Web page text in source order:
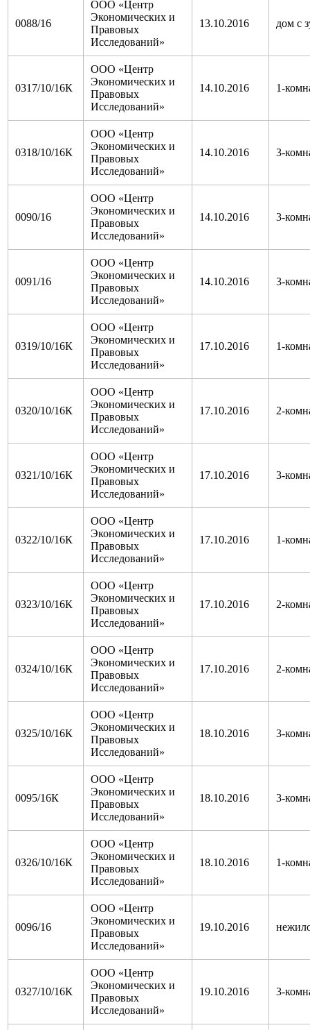
0088/16
ООО «Центр
Экономических и
Правовых
Исследований»
13.10.2016 дом с
0317/10/16К
ООО «Центр
Экономических и
Правовых
Исследований»
14.10.2016 1-
0318/10/16К
ООО «Центр
Экономических и
Правовых
Исследований»
14.10.2016 3-
0090/16
ООО «Центр
Экономических и
Правовых
Исследований»
14.10.2016 3-
0091/16
ООО «Центр
Экономических и
Правовых
Исследований»
14.10.2016 3-
0319/10/16К
ООО «Центр
Экономических и
Правовых
Исследований»
17.10.2016 1-
0320/10/16К
ООО «Центр
Экономических и
Правовых
Исследований»
17.10.2016 2-
0321/10/16К
ООО «Центр
Экономических и
Правовых
Исследований»
17.10.2016 3-
0322/10/16К
ООО «Центр
Экономических и
Правовых
Исследований»
17.10.2016 1-
0323/10/16К
ООО «Центр
Экономических и
Правовых
Исследований»
17.10.2016 2-
0324/10/16К
ООО «Центр
Экономических и
Правовых
Исследований»
17.10.2016 2-
0325/10/16К
ООО «Центр
Экономических и
Правовых
Исследований»
18.10.2016 3-
0095/16К
ООО «Центр
Экономических и
Правовых
Исследований»
18.10.2016 3-
0326/10/16К
ООО «Центр
Экономических и
Правовых
Исследований»
18.10.2016 1-
0096/16
ООО «Центр
Экономических и
Правовых
Исследований»
19.10.2016
0327/10/16К
ООО «Центр
Экономических и
Правовых
Исследований»
19.10.2016 3-